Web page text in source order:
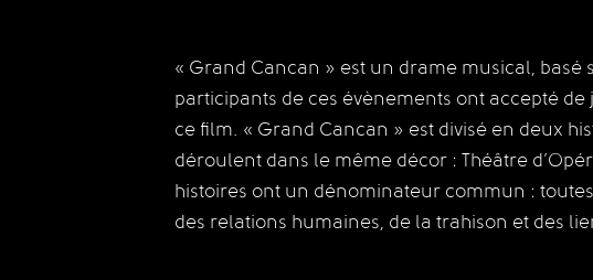
« Grand Cancan » est un drame musical, basé
participants de ces évènements ont accepté
ce film. « Grand Cancan » est divisé en deux
déroulent dans le même décor : Théâtre
histoires ont un dénominateur commun :
des relations humaines, de la trahison et des